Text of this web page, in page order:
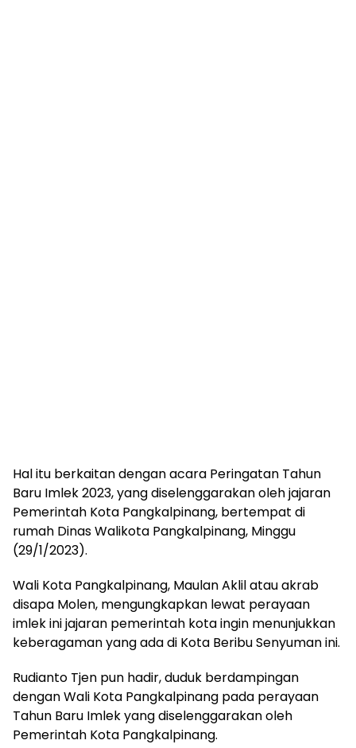
Hal itu berkaitan dengan acara Peringatan Tahun
Baru Imlek 2023, yang diselenggarakan oleh jajaran
Pemerintah Kota Pangkalpinang, bertempat di
rumah Dinas Walikota Pangkalpinang, Minggu
(29/1/2023).
Wali Kota Pangkalpinang, Maulan Aklil atau akrab
disapa Molen, mengungkapkan lewat perayaan
imlek ini jajaran pemerintah kota ingin menunjukkan
keberagaman yang ada di Kota Beribu Senyuman ini.
Rudianto Tjen pun hadir, duduk berdampingan
dengan Wali Kota Pangkalpinang pada perayaan
Tahun Baru Imlek yang diselenggarakan oleh
Pemerintah Kota Pangkalpinang.